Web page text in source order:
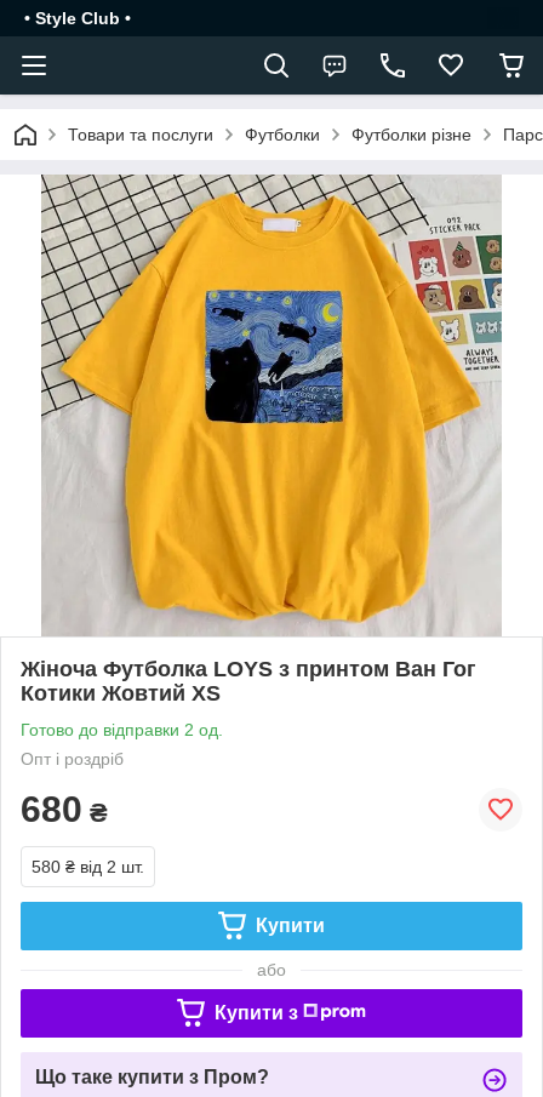
• Style Club •
Товари та послуги Футболки Футболки різне
Жіноча Футболка LOYS з принтом Ван Гог
Котики Жовтий XS
Готово до відправки 2 од.
Опт і роздріб
680 ₴
580 ₴ від 2 шт.
Купити
або
Купити з
Що таке купити з Пром?